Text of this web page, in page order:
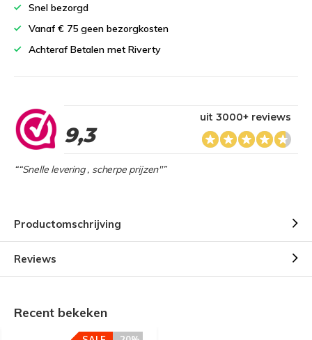
Snel bezorgd
Vanaf € 75 geen bezorgkosten
Achteraf Betalen met Riverty
9,3
uit 3000+ reviews
““Snelle levering , scherpe prijzen"”
Productomschrijving
Reviews
Recent bekeken